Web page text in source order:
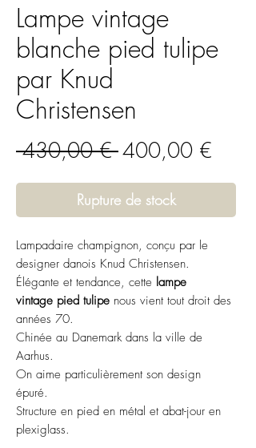
Lampe vintage
blanche pied tulipe
par Knud
Christensen
430,00 € Prix
original
400,00 €
Rupture de stock
Lampadaire champignon, conçu par le
designer danois Knud Christensen.
Élégante et tendance, cette lampe
vintage pied tulipe nous vient tout droit des
années 70.
Chinée au Danemark dans la ville de
Aarhus.
On aime particulièrement son design
épuré.
Structure en pied en métal et abat-jour en
plexiglass.